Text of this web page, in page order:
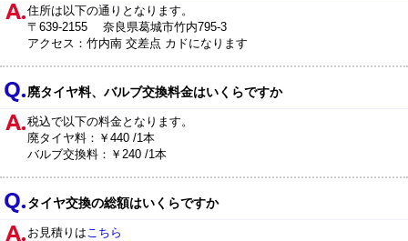
住所は以下の通りとなります。
〒639-2155 奈良県葛城市竹内795-3
アクセス：竹内南 交差点 カドになります
廃タイヤ料、バルブ交換料金はいくらですか
税込で以下の料金となります。
廃タイヤ料：￥440 /1本
バルブ交換料：￥240 /1本
タイヤ交換の総額はいくらですか
お見積りはこちら